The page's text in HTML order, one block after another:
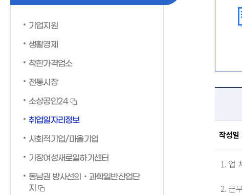
기업지원
생활경제
착한가격업소
전통시장
소상공인24
취업일자리정보
사회적기업/마을기업
기장여성새로일하기센터
동남권 방사선의‧과학일반산업단
지
작성일
2. 근무주소 : 기장읍 차성동로 78